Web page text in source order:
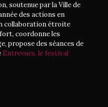
soutenue par la Ville de
des actions en
collaboration étroite
coordonne les
propose des séances de
Entrevues, le festival